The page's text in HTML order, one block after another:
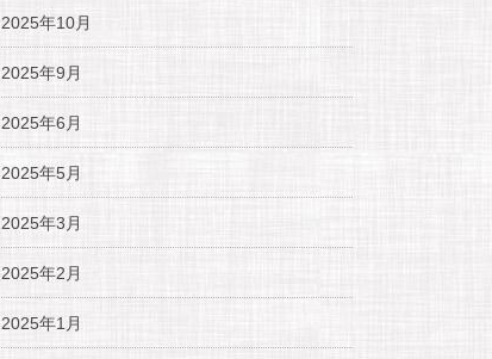
2025年10月
2025年9月
2025年6月
2025年5月
2025年3月
2025年2月
2025年1月